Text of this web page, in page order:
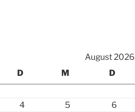
August 2026
D M D
4 5 6